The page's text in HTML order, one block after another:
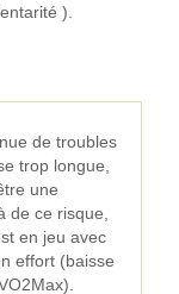
).
de troubles
trop longue,
une
de ce risque,
en jeu avec
effort (baisse